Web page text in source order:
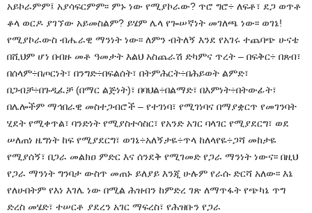
አይኮራምም፤ አያሳፍርምም፡፡ ምኑ ነው የሚያኮራው? ጥሮ ግሮ÷ ለፍቶ፣ ደጋ ወጥቶ
ቆላ ወርዶ ያገኘው አይመስልም? ይሄም ሌላ የጐሠኛነት መገለጫ ነው፡፡ ወገኔ!
የሚያኮራውስ ብሔራዊ ማንነት ነው፡፡ ለምን ብትለኝ እንደ የአገሩ ተጨባጭ ሁናቴ
በሺህም ሆነ በብዙ መቶ ዓመታት እልህ አስጨራሽ ድካምና ጥረት – በፍቅር÷ በጸብ፣
በሰላም÷በጦርነት፣ በንግድ÷በፍልሰት፣ በትምሕርት÷በሕይወት ልምድ፣
በጋብቻ÷በጉዲፈቻ (በማር ልጅነት)፣ በባህል÷በልማድ፣ በእምነት÷በትውፊት፣
በሌሎችም ማኅበራዊ መስተጋብሮች – የተገነባ፣ የሚገነባና በማያቋርጥ የመገንባት
ሂደት የሚቀጥል፣ ባንድነት የሚያስተሳስር፣ የአንድ አገር ባላገር የሚያደርግ፣ ወደ
ሠለጠነ ዜግነት ከፍ የሚያደርግ፣ ወገኔ÷አለኝታዬ÷ጥላ ከለላየዬ÷ጋሻ መከታዬ
የሚያሰኝ፣ በጋራ መልክዐ ምድር እና ሰንደቅ የሚገመድ የጋራ ማንነት ነውና፡፡ በዚህ
የጋራ ማንነት ግንባታ ውስጥ መጠኑ ይለያይ እንጂ ሁሉም የራሱ ድርሻ አለው፡፡ እኔ
የለሁበትም የእነ እገሌ ነው በሚል ሕዝብን ከምድረ ገጽ ለማጥፋት የጭካኔ ጥግ
ድረስ መሄድ፣ ተሠርቶ ያደረን አገር ማፍረስ፣ የሕዝቡን የጋራ